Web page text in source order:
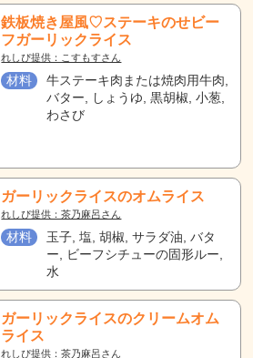
鉄板焼き屋風♡ステーキのせビー
フガーリックライス
れしぴ提供：こすもすさん
材料
牛ステーキ肉または焼肉用牛肉,
バター, しょうゆ, 黒胡椒, 小葱,
わさび
ガーリックライスのオムライス
れしぴ提供：茶乃麻呂さん
材料
玉子, 塩, 胡椒, サラダ油, バタ
ー, ビーフシチューの固形ルー,
水
ガーリックライスのクリームオム
ライス
れしぴ提供：茶乃麻呂さん